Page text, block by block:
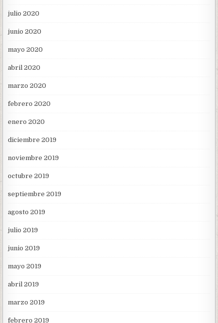
julio 2020
junio 2020
mayo 2020
abril 2020
marzo 2020
febrero 2020
enero 2020
diciembre 2019
noviembre 2019
octubre 2019
septiembre 2019
agosto 2019
julio 2019
junio 2019
mayo 2019
abril 2019
marzo 2019
febrero 2019